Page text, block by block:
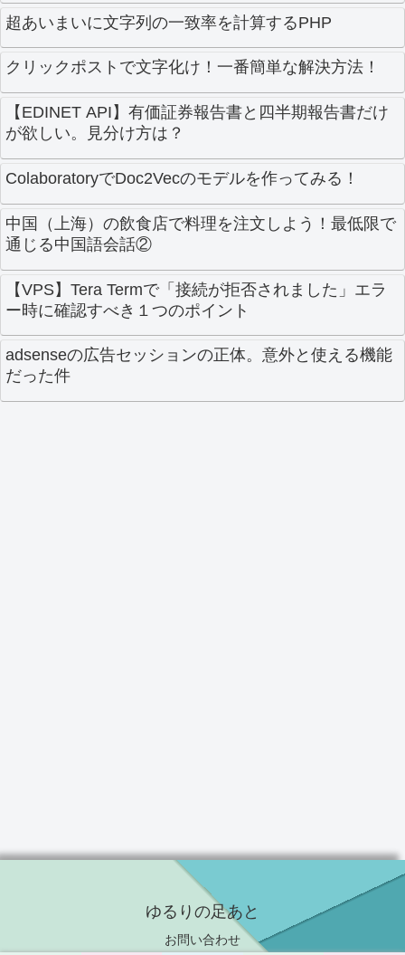
超あいまいに文字列の一致率を計算するPHP
クリックポストで文字化け！一番簡単な解決方法！
【EDINET API】有価証券報告書と四半期報告書だけ
が欲しい。見分け方は？
ColaboratoryでDoc2Vecのモデルを作ってみる！
中国（上海）の飲食店で料理を注文しよう！最低限で
通じる中国語会話②
【VPS】Tera Termで「接続が拒否されました」エラ
ー時に確認すべき１つのポイント
adsenseの広告セッションの正体。意外と使える機能
だった件
ゆるりの足あと
お問い合わせ